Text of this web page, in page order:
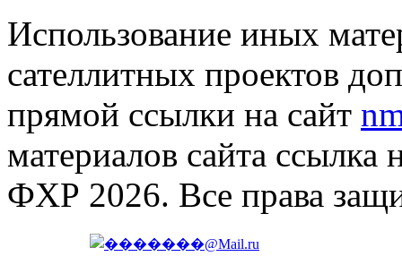
Использование иных
сателлитных проектов
прямой ссылки на сайт
материалов сайта ссылка
ФХР 2026. Все права